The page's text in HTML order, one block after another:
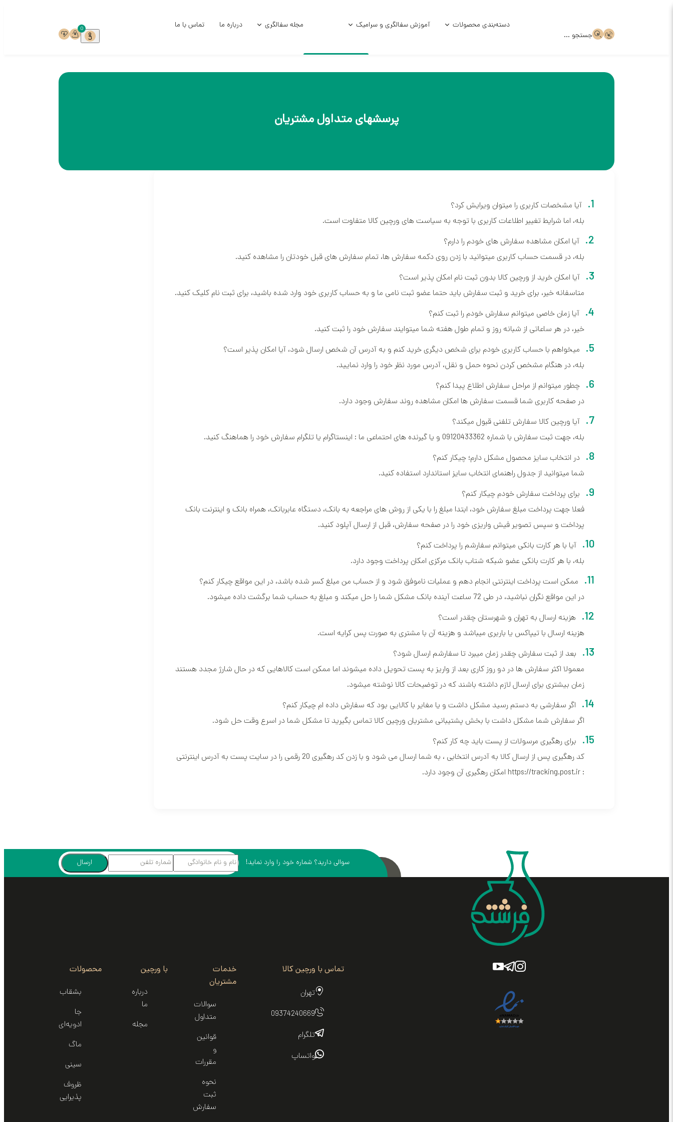
جستجو ...
دسته‌بندی محصولات آموزش سفالگری و سرامیک مجله سفالگری درباره ما تماس با ما 0
پرسشهای متداول مشتریان
آیا مشخصات کاربری را میتوان ویرایش کرد؟
بله، اما شرایط تغییر اطلاعات کاربری با توجه به سیاست های ورچین کالا متفاوت است.
آیا امکان مشاهده سفارش های خودم را دارم؟
بله، در قسمت حساب کاربری میتوانید با زدن روی دکمه سفارش ها، تمام سفارش های قبل خودتان را مشاهده کنید.
آیا امکان خرید از ورچین کالا بدون ثبت نام امکان پذیر است؟
متاسفانه خیر، برای خرید و ثبت سفارش باید حتما عضو ثبت نامی ما و به حساب کاربری خود وارد شده باشید، برای ثبت نام کلیک کنید.
آیا زمان خاصی میتوانم سفارش خودم را ثبت کنم؟
خیر، در هر ساعاتی از شبانه روز و تمام طول هفته شما میتوایند سفارش خود را ثبت کنید.
میخواهم با حساب کاربری خودم برای شخص دیگری خرید کنم و به آدرس آن شخص ارسال شود، آیا امکان پذیر است؟
بله، در هنگام مشخص کردن نحوه حمل و نقل، آدرس مورد نظر خود را وارد نمایید.
چطور میتوانم از مراحل سفارش اطلاع پیدا کنم؟
در صفحه کاربری شما قسمت سفارش ها امکان مشاهده روند سفارش وجود دارد.
آیا ورچین کالا سفارش تلفنی قبول میکند؟
بله، جهت ثبت سفارش با شماره 09120433362 و یا گیرنده های احتماعی ما : اینستاگرام یا تلگرام سفارش خود را هماهنگ کنید.
در انتخاب سایز محصول مشکل دارم؛ چیکار کنم؟
شما میتوانید از جدول راهنمای انتخاب سایز استاندارد استفاده کنید.
برای پرداخت سفارش خودم چیکار کنم؟
فعلا جهت پرداخت مبلغ سفارش خود، ابتدا مبلغ را با یکی از روش های مراجعه به بانک، دستگاه عابربانک، همراه بانک و اینترنت بانک
پرداخت و سپس تصویر فیش واریزی خود را در صفحه سفارش، قبل از ارسال آپلود کنید.
آیا با هر کارت بانکی میتوانم سفارشم را پرداخت کنم؟
بله، با هر کارت بانکی عضو شبکه شتاب بانک مرکزی امکان پرداخت وجود دارد.
ممکن است پرداخت اینترنتی انجام دهم و عملیات ناموفق شود و از حساب من مبلغ کسر شده باشد، در این مواقع چیکار کنم؟
در این مواقع نگران نباشید، در طی 72 ساعت آینده بانک مشکل شما را حل میکند و مبلغ به حساب شما برگشت داده میشود.
هزینه ارسال به تهران و شهرستان چقدر است؟
هزینه ارسال با تیپاکس یا باربری میباشد و هزینه آن با مشتری به صورت پس کرایه است.
بعد از ثبت سفارش چقدر زمان میبرد تا سفارشم ارسال شود؟
معمولا اکثر سفارش ها در دو روز کاری بعد از واریز به پست تحویل داده میشوند اما ممکن است کالاهایی که در حال شارژ مجدد هستند
زمان بیشتری برای ارسال لازم داشته باشند که در توضیحات کالا نوشته میشود.
اگر سفارشی به دستم رسید مشکل داشت و یا مغایر با کالایی بود که سفارش داده ام چیکار کنم؟
اگر سفارش شما مشکل داشت با بخش پشتیبانی مشتریان ورچین کالا تماس بگیرید تا مشکل شما در اسرع وقت حل شود.
برای رهگیری مرسولات از پست باید چه کار کنم؟
کد رهگیری پس از ارسال کالا به آدرس انتخابی ، به شما ارسال می شود و با زدن کد رهگیری 20 رقمی را در سایت پست به آدرس اینترنتی
:
https://tracking.post.ir امکان رهگیری آن وجود دارد.
سوالی دارید؟ شماره خود را وارد نماید! ارسال
تماس با ورچین کالا
تهران
09374240669
تلگرام
واتساپ
خدمات
مشتریان
سوالات
متداول
قوانین
و
مقررات
نحوه
ثبت
سفارش
با ورچین
درباره
ما
مجله
محصولات
بشقاب
جا
ادویه‌ای
ماگ
سینی‌
ظروف
پذیرایی